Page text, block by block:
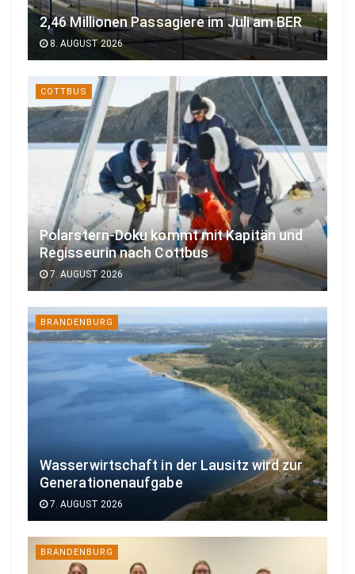
2,46 Millionen Passagiere im Juli am BER
8. AUGUST 2026
COTTBUS
Polarstern-Doku kommt mit Kapitän und
Regisseurin nach Cottbus
7. AUGUST 2026
BRANDENBURG
Wasserwirtschaft in der Lausitz wird zur
Generationenaufgabe
7. AUGUST 2026
BRANDENBURG